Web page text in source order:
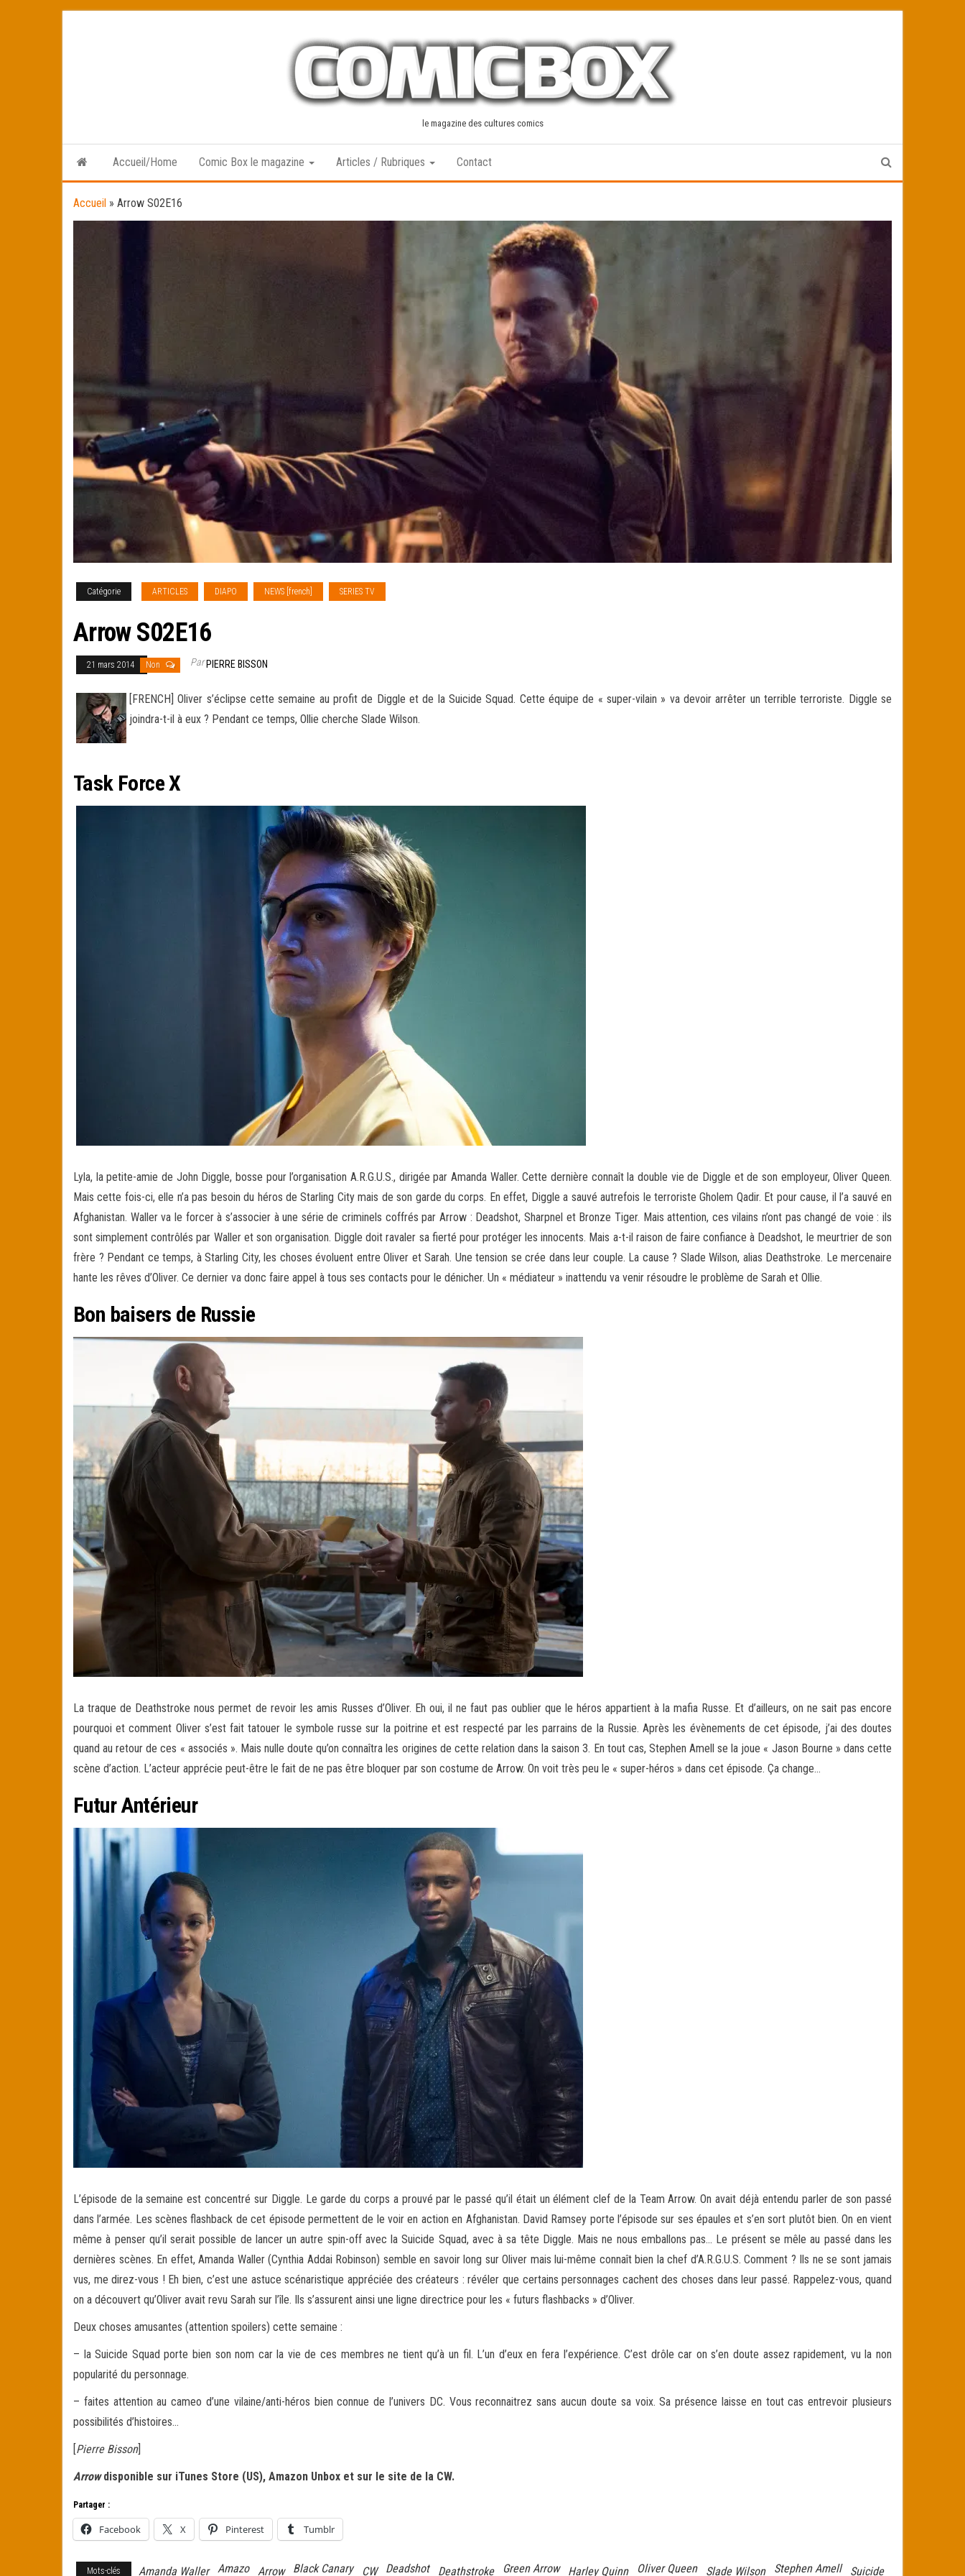
le magazine des cultures comics
Accueil/Home Comic Box le magazine Articles / Rubriques Contact
Accueil » Arrow S02E16
Catégorie ARTICLES DIAPO NEWS [french] SERIES TV
Arrow S02E16
21 mars 2014 Non ParPIERRE BISSON
[FRENCH] Oliver s’éclipse cette semaine au profit de Diggle et de la Suicide Squad. Cette équipe de « super-vilain » va devoir arrêter un terrible terroriste. Diggle se
joindra-t-il à eux ? Pendant ce temps, Ollie cherche Slade Wilson.
Task Force X
Lyla, la petite-amie de John Diggle, bosse pour l’organisation A.R.G.U.S., dirigée par Amanda Waller. Cette dernière connaît la double vie de Diggle et de son employeur, Oliver Queen.
Mais cette fois-ci, elle n’a pas besoin du héros de Starling City mais de son garde du corps. En effet, Diggle a sauvé autrefois le terroriste Gholem Qadir. Et pour cause, il l’a sauvé en
Afghanistan. Waller va le forcer à s’associer à une série de criminels coffrés par Arrow : Deadshot, Sharpnel et Bronze Tiger. Mais attention, ces vilains n’ont pas changé de voie : ils
sont simplement contrôlés par Waller et son organisation. Diggle doit ravaler sa fierté pour protéger les innocents. Mais a-t-il raison de faire confiance à Deadshot, le meurtrier de son
frère ? Pendant ce temps, à Starling City, les choses évoluent entre Oliver et Sarah. Une tension se crée dans leur couple. La cause ? Slade Wilson, alias Deathstroke. Le mercenaire
hante les rêves d’Oliver. Ce dernier va donc faire appel à tous ses contacts pour le dénicher. Un « médiateur » inattendu va venir résoudre le problème de Sarah et Ollie.
Bon baisers de Russie
La traque de Deathstroke nous permet de revoir les amis Russes d’Oliver. Eh oui, il ne faut pas oublier que le héros appartient à la mafia Russe. Et d’ailleurs, on ne sait pas encore
pourquoi et comment Oliver s’est fait tatouer le symbole russe sur la poitrine et est respecté par les parrains de la Russie. Après les évènements de cet épisode, j’ai des doutes
quand au retour de ces « associés ». Mais nulle doute qu’on connaîtra les origines de cette relation dans la saison 3. En tout cas, Stephen Amell se la joue « Jason Bourne » dans cette
scène d’action. L’acteur apprécie peut-être le fait de ne pas être bloquer par son costume de Arrow. On voit très peu le « super-héros » dans cet épisode. Ça change…
Futur Antérieur
L’épisode de la semaine est concentré sur Diggle. Le garde du corps a prouvé par le passé qu’il était un élément clef de la Team Arrow. On avait déjà entendu parler de son passé
dans l’armée. Les scènes flashback de cet épisode permettent de le voir en action en Afghanistan. David Ramsey porte l’épisode sur ses épaules et s’en sort plutôt bien. On en vient
même à penser qu’il serait possible de lancer un autre spin-off avec la Suicide Squad, avec à sa tête Diggle. Mais ne nous emballons pas… Le présent se mêle au passé dans les
dernières scènes. En effet, Amanda Waller (Cynthia Addai Robinson) semble en savoir long sur Oliver mais lui-même connaît bien la chef d’A.R.G.U.S. Comment ? Ils ne se sont jamais
vus, me direz-vous ! Eh bien, c’est une astuce scénaristique appréciée des créateurs : révéler que certains personnages cachent des choses dans leur passé. Rappelez-vous, quand
on a découvert qu’Oliver avait revu Sarah sur l’île. Ils s’assurent ainsi une ligne directrice pour les « futurs flashbacks » d’Oliver.
Deux choses amusantes (attention spoilers) cette semaine :
– la Suicide Squad porte bien son nom car la vie de ces membres ne tient qu’à un fil. L’un d’eux en fera l’expérience. C’est drôle car on s’en doute assez rapidement, vu la non
popularité du personnage.
– faites attention au cameo d’une vilaine/anti-héros bien connue de l’univers DC. Vous reconnaitrez sans aucun doute sa voix. Sa présence laisse en tout cas entrevoir plusieurs
possibilités d’histoires…
[Pierre Bisson]
Arrowdisponible sur iTunes Store (US), Amazon Unbox et sur le site de la CW.
Partager :
Facebook X Pinterest Tumblr
Mots-clés Amanda Waller Amazo Arrow Black Canary CW Deadshot Deathstroke Green Arrow Harley Quinn Oliver Queen Slade Wilson Stephen Amell Suicide